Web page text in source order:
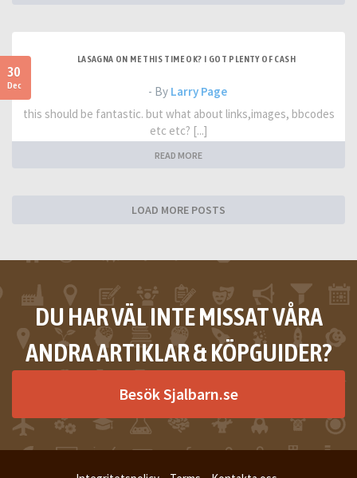
30
Dec
LASAGNA ON ME THIS TIME OK? I GOT PLENTY OF CASH
- By Larry Page
this should be fantastic. but what about links,images, bbcodes
etc etc? [...]
READ MORE
LOAD MORE POSTS
DU HAR VÄL INTE MISSAT VÅRA
ANDRA ARTIKLAR & KÖPGUIDER?
Besök Sjalbarn.se